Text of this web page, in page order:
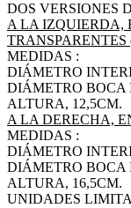
DOS VERSIONES
A LA IZQUIERDA,
MEDIDAS :
DIÁMETRO
DIÁMETRO BOCA
ALTURA, 12,5CM.
A LA DERECHA,
MEDIDAS :
DIÁMETRO
DIÁMETRO BOCA
ALTURA, 16,5CM.
UNIDADES